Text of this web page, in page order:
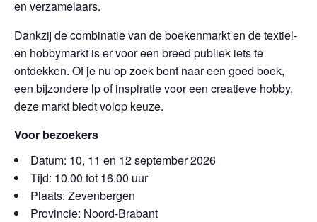
en verzamelaars.
Dankzij de combinatie van de boekenmarkt en de textiel-
en hobbymarkt is er voor een breed publiek iets te
ontdekken. Of je nu op zoek bent naar een goed boek,
een bijzondere lp of inspiratie voor een creatieve hobby,
deze markt biedt volop keuze.
Voor bezoekers
Datum: 10, 11 en 12 september 2026
Tijd: 10.00 tot 16.00 uur
Plaats: Zevenbergen
Provincie: Noord-Brabant